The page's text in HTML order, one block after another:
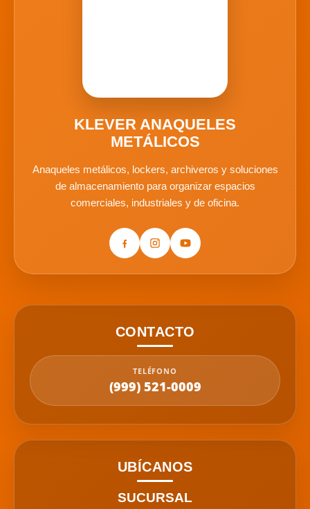
KLEVER ANAQUELES
METÁLICOS
Anaqueles metálicos, lockers, archiveros y soluciones
de almacenamiento para organizar espacios
comerciales, industriales y de oficina.
CONTACTO
TELÉFONO
(999) 521-0009
UBÍCANOS
SUCURSAL